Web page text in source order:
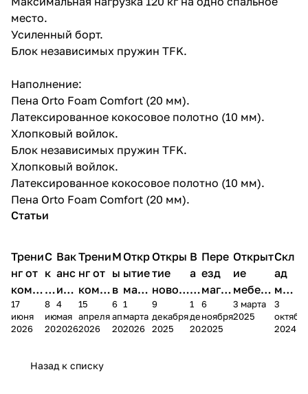
место.
Усиленный борт.
Блок независимых пружин TFK.
Наполнение:
Пена Orto Foam Comfort (20 мм).
Латексированное кокосовое полотно (10 мм).
Хлопковый войлок.
Блок независимых пружин TFK.
Хлопковый войлок.
Латексированное кокосовое полотно (10 мм).
Пена Orto Foam Comfort (20 мм).
Статьи
Трени
нг от
комп
ании
Мело
17
июня
2026
С
к
и
д
к
2
8
июня
2026
Вак
анс
ия в
Чеб
окс
4
мая
2026
Трени
нг от
комп
ании
Мело
15
апреля
2026
М
ы
в
М
А
6
апреля
2026
Откр
ытие
мага
зина
в
1
марта
2026
Откры
тие
новог
о
магаз
9
декабря
2025
В
а
к
а
н
1
декабря
2025
Пере
езд
магаз
ина в
г.
6
ноября
2025
Открыт
ие
мебель
ного
салона
3 марта
2025
Скл
ад
меб
ели
пер
3
2024
Назад к списку